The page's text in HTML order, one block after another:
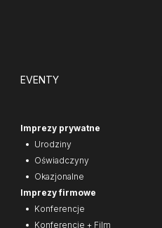
EVENTY
Imprezy prywatne
Urodziny
Oświadczyny
Okazjonalne
Imprezy firmowe
Konferencje
Konferencje + Film